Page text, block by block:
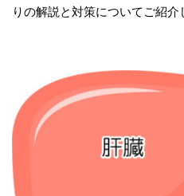
りの解説と対策についてご紹